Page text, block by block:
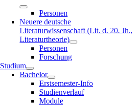
Personen
Neuere deutsche
Literaturwissenschaft (Lit. d. 20. Jh.,
Literaturtheorie)
Personen
Forschung
Studium
Bachelor
Erstsemester-Info
Studienverlauf
Module